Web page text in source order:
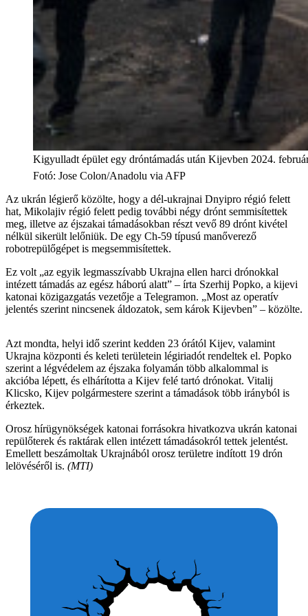
Kigyulladt épület egy dróntámadás után Kijevben 2024.
Fotó: Jose Colon/Anadolu via AFP
Az ukrán légierő közölte, hogy a dél-ukrajnai Dnyipro régió felett
hat, Mikolajiv régió felett pedig további négy drónt semmisítettek
meg, illetve az éjszakai támadásokban részt vevő 89 drónt kivétel
nélkül sikerült lelőniük. De egy Ch-59 típusú manőverező
robotrepülőgépet is megsemmisítettek.
Ez volt „az egyik legmasszívabb Ukrajna ellen harci drónokkal
intézett támadás az egész háború alatt” – írta Szerhij Popko, a kijevi
katonai közigazgatás vezetője a Telegramon. „Most az operatív
jelentés szerint nincsenek áldozatok, sem károk Kijevben” – közölte.
Azt mondta, helyi idő szerint kedden 23 órától Kijev, valamint
Ukrajna központi és keleti területein légiriadót rendeltek el. Popko
szerint a légvédelem az éjszaka folyamán több alkalommal is
akcióba lépett, és elhárította a Kijev felé tartó drónokat. Vitalij
Klicsko, Kijev polgármestere szerint a támadások több irányból is
érkeztek.
Orosz hírügynökségek katonai forrásokra hivatkozva ukrán katonai
repülőterek és raktárak ellen intézett támadásokról tettek jelentést.
Emellett beszámoltak Ukrajnából orosz területre indított 19 drón
lelövéséről is. (MTI)